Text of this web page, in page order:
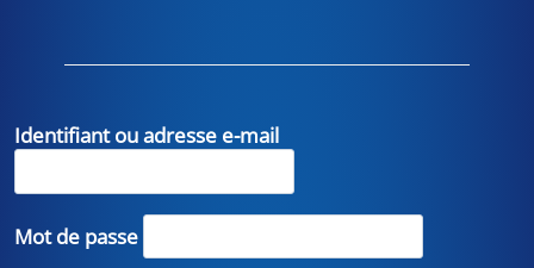
Identifiant ou adresse e-mail
Mot de passe